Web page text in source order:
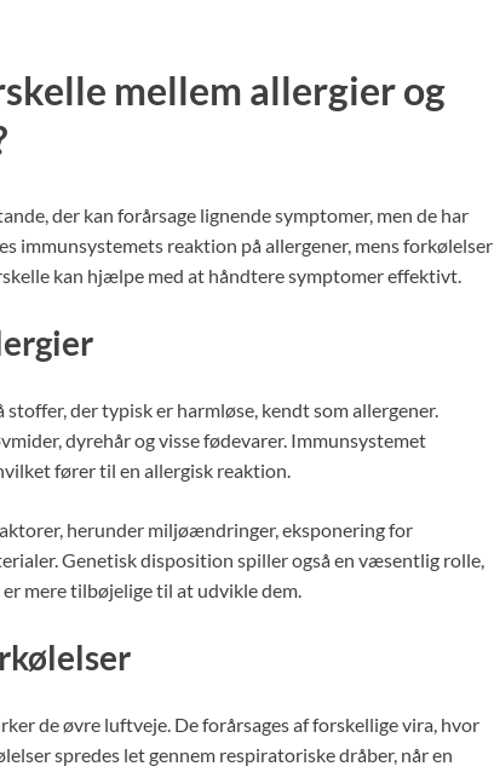
mellem allergier og
der kan forårsage lignende symptomer, men de har
immunsystemets reaktion på allergener, mens forkølelser
kan hjælpe med at håndtere symptomer effektivt.
der typisk er harmløse, kendt som allergener.
dyrehår og visse fødevarer. Immunsystemet
fører til en allergisk reaktion.
herunder miljøændringer, eksponering for
Genetisk disposition spiller også en væsentlig rolle,
mere tilbøjelige til at udvikle dem.
de øvre luftveje. De forårsages af forskellige vira, hvor
spredes let gennem respiratoriske dråber, når en